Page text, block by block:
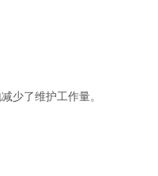
了维护工作量。